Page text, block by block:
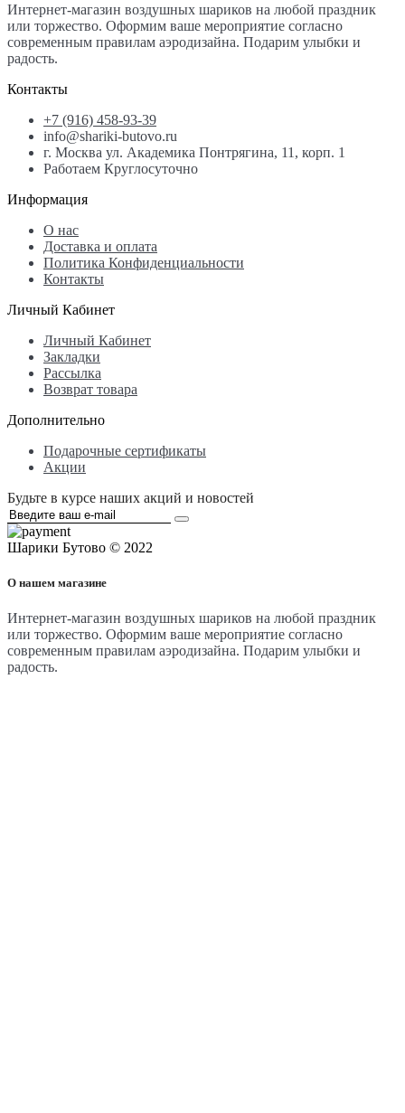
Интернет-магазин воздушных шариков на любой праздник
или торжество. Оформим ваше мероприятие согласно
современным правилам аэродизайна. Подарим улыбки и
радость.
Контакты
+7 (916) 458-93-39
info@shariki-butovo.ru
г. Москва ул. Академика Понтрягина, 11, корп. 1
Работаем Круглосуточно
Информация
О нас
Доставка и оплата
Политика Конфиденциальности
Контакты
Личный Кабинет
Личный Кабинет
Закладки
Рассылка
Возврат товара
Дополнительно
Подарочные сертификаты
Акции
Будьте в курсе наших акций и новостей
Шарики Бутово © 2022
О нашем магазине
Интернет-магазин воздушных шариков на любой праздник
или торжество. Оформим ваше мероприятие согласно
современным правилам аэродизайна. Подарим улыбки и
радость.